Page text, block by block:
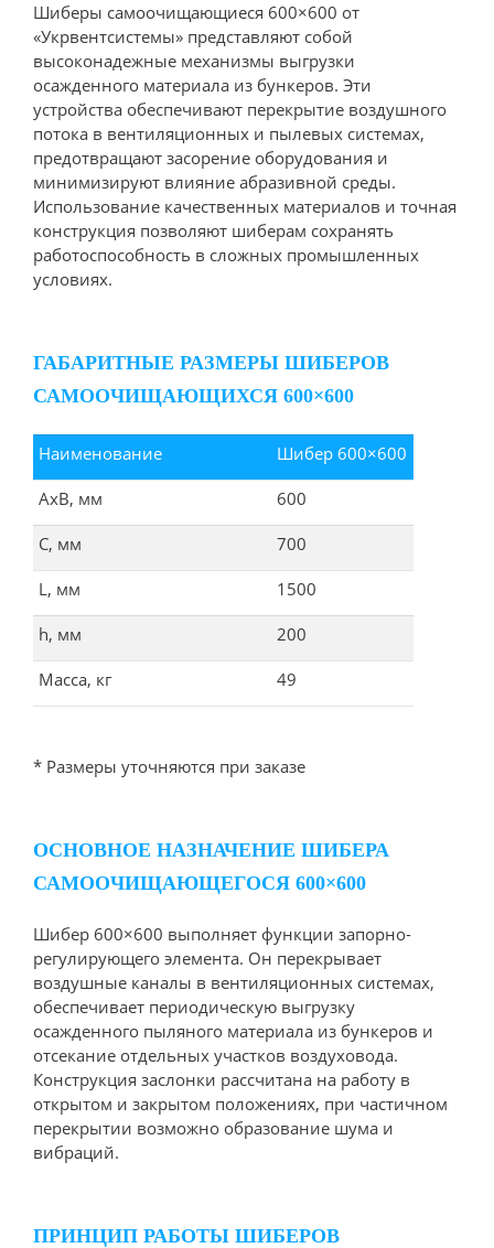
Шиберы самоочищающиеся 600×600 от
«Укрвентсистемы» представляют собой
высоконадежные механизмы выгрузки
осажденного материала из бункеров. Эти
устройства обеспечивают перекрытие воздушного
потока в вентиляционных и пылевых системах,
предотвращают засорение оборудования и
минимизируют влияние абразивной среды.
Использование качественных материалов и точная
конструкция позволяют шиберам сохранять
работоспособность в сложных промышленных
условиях.
ГАБАРИТНЫЕ РАЗМЕРЫ ШИБЕРОВ
САМООЧИЩАЮЩИХСЯ 600×600
Наименование Шибер 600×600
АхВ, мм 600
С, мм 700
L, мм 1500
h, мм 200
Масса, кг 49
* Размеры уточняются при заказе
ОСНОВНОЕ НАЗНАЧЕНИЕ ШИБЕРА
САМООЧИЩАЮЩЕГОСЯ 600×600
Шибер 600×600 выполняет функции запорно-
регулирующего элемента. Он перекрывает
воздушные каналы в вентиляционных системах,
обеспечивает периодическую выгрузку
осажденного пыляного материала из бункеров и
отсекание отдельных участков воздуховода.
Конструкция заслонки рассчитана на работу в
открытом и закрытом положениях, при частичном
перекрытии возможно образование шума и
вибраций.
ПРИНЦИП РАБОТЫ ШИБЕРОВ